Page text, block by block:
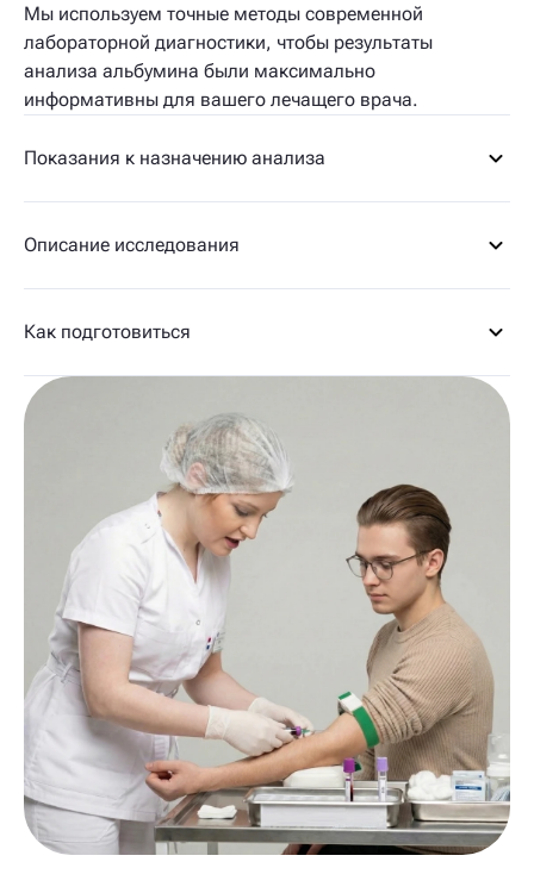
Мы используем точные методы современной
лабораторной диагностики, чтобы результаты
анализа альбумина были максимально
информативны для вашего лечащего врача.
Показания к назначению анализа
Описание исследования
Как подготовиться